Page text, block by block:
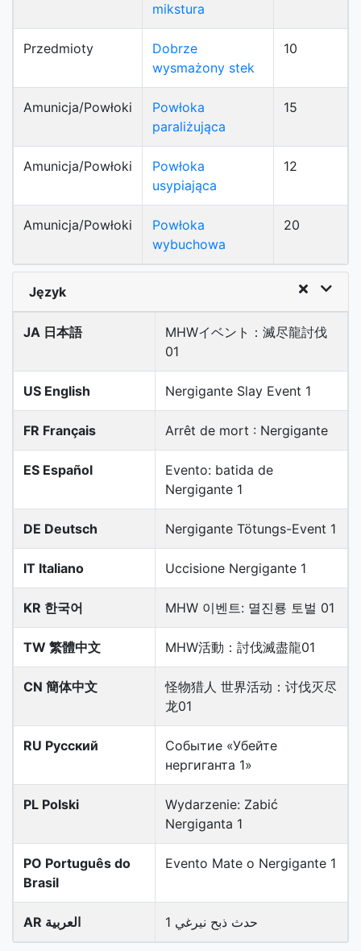
mikstura
Przedmioty
Dobrze
wysmażony stek
10
Amunicja/Powłoki
Powłoka
paraliżująca
15
Amunicja/Powłoki
Powłoka
usypiająca
12
Amunicja/Powłoki
Powłoka
wybuchowa
20
Język
JA 日本語
MHWイベント：滅尽龍討伐
01
US English Nergigante Slay Event 1
FR Français Arrêt de mort : Nergigante
ES Español
Evento: batida de
Nergigante 1
DE Deutsch Nergigante Tötungs-Event 1
IT Italiano Uccisione Nergigante 1
KR 한국어 MHW 이벤트: 멸진룡 토벌 01
TW 繁體中文 MHW活動：討伐滅盡龍01
CN 簡体中文
怪物猎人 世界活动：讨伐灭尽
龙01
RU Русский
Событие «Убейте
нергиганта 1»
PL Polski
Wydarzenie: Zabić
Nergiganta 1
PO Português do
Brasil
Evento Mate o Nergigante 1
AR العربية حدث ذبح نيرغي 1